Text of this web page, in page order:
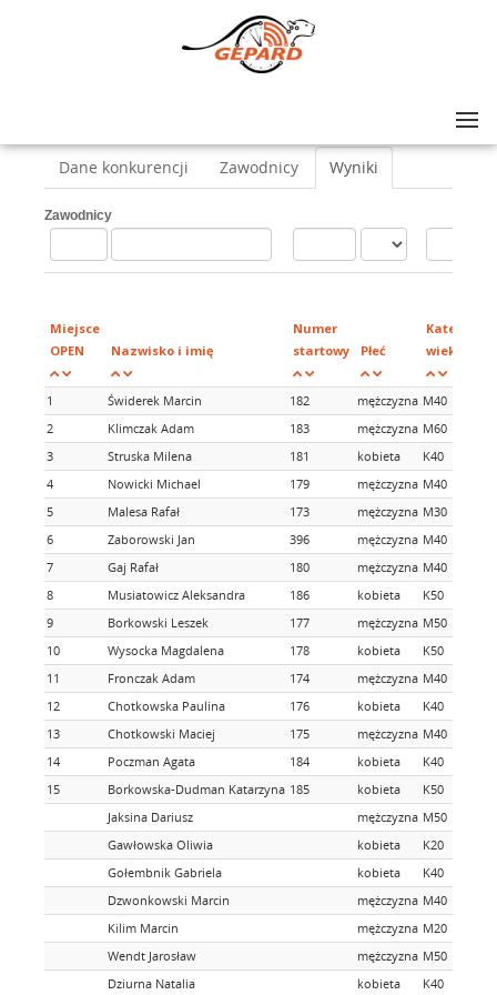
Dane konkurencji Zawodnicy Wyniki
Zawodnicy
Miejsce
OPEN
Nazwisko i imię
Numer
startowy
Płeć
Kategorie
wiekowe
1 Świderek Marcin 182 mężczyzna M40
2
Klimczak Adam 183 mężczyzna M60
3
Struska Milena 181 kobieta
K40
4
Nowicki Michael 179 mężczyzna M40
5
Malesa Rafał 173 mężczyzna M30
6
Zaborowski Jan 396 mężczyzna M40
7
Gaj Rafał 180 mężczyzna M40
8
Musiatowicz Aleksandra 186 kobieta
K50
9
Borkowski Leszek 177 mężczyzna M50
10
Wysocka Magdalena 178 kobieta
K50
11
Fronczak Adam 174 mężczyzna M40
12
Chotkowska Paulina 176 kobieta
K40
13
Chotkowski Maciej 175 mężczyzna M40
14
Poczman Agata 184 kobieta
K40
15
Borkowska-Dudman Katarzyna 185 kobieta
K50
Jaksina Dariusz
mężczyzna M50
Gawłowska Oliwia
kobieta
K20
Gołembnik Gabriela
kobieta
K40
Dzwonkowski Marcin
mężczyzna M40
Kilim Marcin
mężczyzna M20
Wendt Jarosław
mężczyzna M50
Dziurna Natalia
kobieta K40